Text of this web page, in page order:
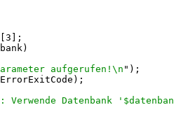
aufgerufen!\n");
Verwende Datenbank